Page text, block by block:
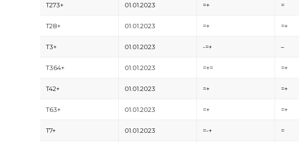
T273+ 01.01.2023 =+ =
T28+ 01.01.2023 =+ =+
T3+ 01.01.2023 -=+ –
T364+ 01.01.2023 =+= =+
T42+ 01.01.2023 =+ =+
T63+ 01.01.2023 =+ =+
T7+ 01.01.2023 =-+ =